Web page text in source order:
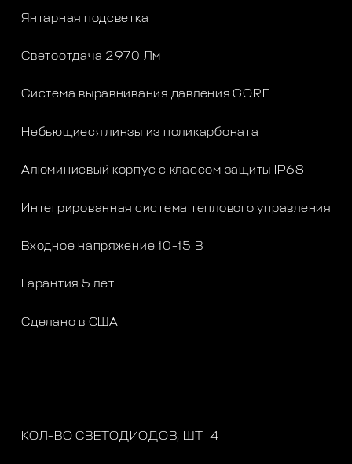
Янтарная подсветка
Светоотдача 2970 Лм
Система выравнивания давления GORE
Небьющиеся линзы из поликарбоната
Алюминиевый корпус с классом защиты IP68
Интегрированная система теплового управления
Входное напряжение 10-15 В
Гарантия 5 лет
Сделано в США
КОЛ-ВО СВЕТОДИОДОВ, ШТ 4